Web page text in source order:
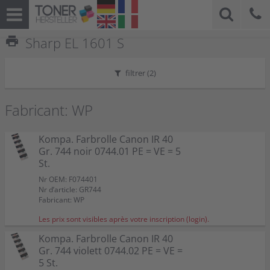
print Sharp EL 1601 S
filtrer (2)
Fabricant: WP
Kompa. Farbrolle Canon IR 40
Gr. 744 noir 0744.01 PE = VE = 5
St.
Nr OEM: F074401
Nr d’article: GR744
Fabricant: WP
Les prix sont visibles après votre inscription (login).
Kompa. Farbrolle Canon IR 40
Gr. 744 violett 0744.02 PE = VE =
5 St.